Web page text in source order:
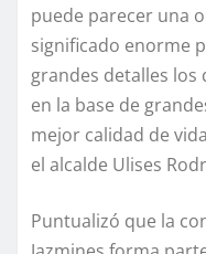
puede parecer una
significado enorme
grandes detalles
en la base de
mejor calidad de
el alcalde Ulises
Puntualizó que la